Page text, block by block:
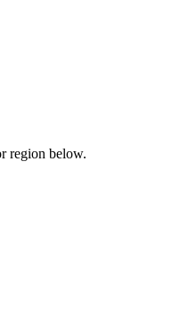
region below.